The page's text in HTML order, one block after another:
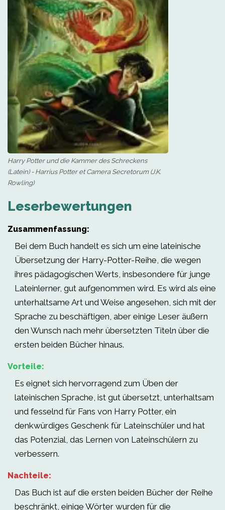
Harry Potter und die Kammer des Schreckens
(Latein) - Harrius Potter et Camera Secretorum (J.K.
Rowling)
Leserbewertungen
Zusammenfassung:
Bei dem Buch handelt es sich um eine lateinische
Übersetzung der Harry-Potter-Reihe, die wegen
ihres pädagogischen Werts, insbesondere für junge
Lateinlerner, gut aufgenommen wird. Es wird als eine
unterhaltsame Art und Weise angesehen, sich mit der
Sprache zu beschäftigen, aber einige Leser äußern
den Wunsch nach mehr übersetzten Titeln über die
ersten beiden Bücher hinaus.
Vorteile:
Es eignet sich hervorragend zum Üben der
lateinischen Sprache, ist gut übersetzt, unterhaltsam
und fesselnd für Fans von Harry Potter, ein
denkwürdiges Geschenk für Lateinschüler und hat
das Potenzial, das Lernen von Lateinschülern zu
verbessern.
Nachteile:
Das Buch ist auf die ersten beiden Bücher der Reihe
beschränkt, einige Wörter wurden für die